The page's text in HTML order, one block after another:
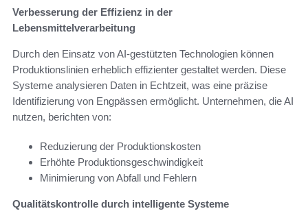
Verbesserung der Effizienz in der
Lebensmittelverarbeitung
Durch den Einsatz von AI-gestützten Technologien können
Produktionslinien erheblich effizienter gestaltet werden. Diese
Systeme analysieren Daten in Echtzeit, was eine präzise
Identifizierung von Engpässen ermöglicht. Unternehmen, die AI
nutzen, berichten von:
Reduzierung der Produktionskosten
Erhöhte Produktionsgeschwindigkeit
Minimierung von Abfall und Fehlern
Qualitätskontrolle durch intelligente Systeme